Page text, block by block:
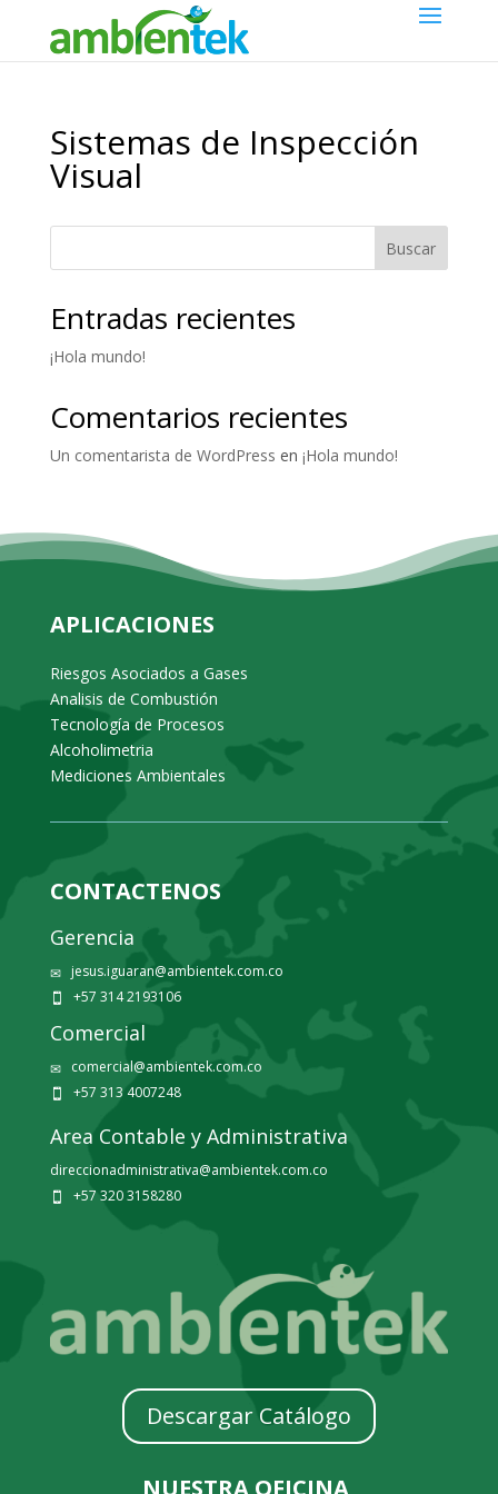
Sistemas de Inspección
Visual
Buscar
Entradas recientes
¡Hola mundo!
Comentarios recientes
Un comentarista de WordPress en ¡Hola mundo!
APLICACIONES
Riesgos Asociados a Gases
Analisis de Combustión
Tecnología de Procesos
Alcoholimetria
Mediciones Ambientales
CONTACTENOS
Gerencia
✉ jesus.iguaran@ambientek.com.co
 +57 314 2193106
Comercial
✉ comercial@ambientek.com.co
 +57 313 4007248
Area Contable y Administrativa
direccionadministrativa@ambientek.com.co
 +57 320 3158280
Descargar Catálogo